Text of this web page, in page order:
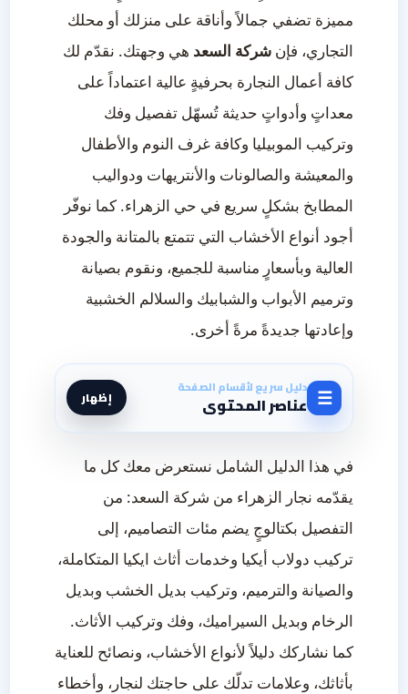
مميزة تضفي جمالاً وأناقة على منزلك أو محلك
التجاري، فإن شركة السعد هي وجهتك. نقدّم لك
كافة أعمال النجارة بحرفيةٍ عالية اعتماداً على
معداتٍ وأدواتٍ حديثة تُسهّل تفصيل وفك
وتركيب الموبيليا وكافة غرف النوم والأطفال
والمعيشة والصالونات والأنتريهات ودواليب
المطابخ بشكلٍ سريع في حي الزهراء. كما نوفّر
أجود أنواع الأخشاب التي تتمتع بالمتانة والجودة
العالية وبأسعارٍ مناسبة للجميع، ونقوم بصيانة
وترميم الأبواب والشبابيك والسلالم الخشبية
وإعادتها جديدةً مرةً أخرى.
☰ دليل سريع لأقسام الصفحة
عناصر المحتوى إظهار
في هذا الدليل الشامل نستعرض معك كل ما
يقدّمه نجار الزهراء من شركة السعد: من
التفصيل بكتالوجٍ يضم مئات التصاميم، إلى
تركيب دولاب أيكيا وخدمات أثاث ايكيا المتكاملة،
والصيانة والترميم، وتركيب بديل الخشب وبديل
الرخام وبديل السيراميك، وفك وتركيب الأثاث.
كما نشاركك دليلاً لأنواع الأخشاب، ونصائح للعناية
بأثاثك، وعلامات تدلّك على حاجتك لنجار، وأخطاء